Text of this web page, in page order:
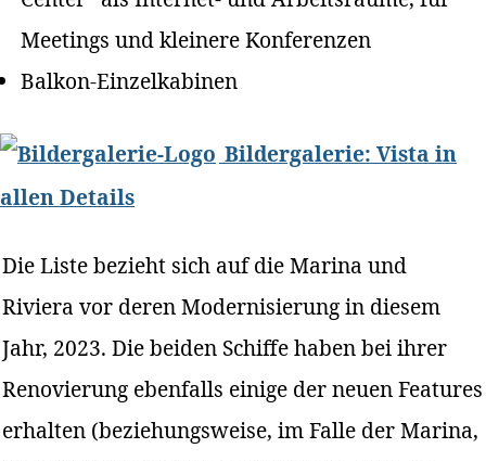
Meetings und kleinere Konferenzen
Balkon-Einzelkabinen
Bildergalerie: Vista in
allen Details
Die Liste bezieht sich auf die Marina und
Riviera vor deren Modernisierung in diesem
Jahr, 2023. Die beiden Schiffe haben bei ihrer
Renovierung ebenfalls einige der neuen Features
erhalten (beziehungsweise, im Falle der Marina,